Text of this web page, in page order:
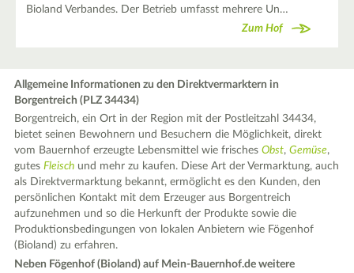
Bioland Verbandes. Der Betrieb umfasst mehrere Un…
Zum Hof
Allgemeine Informationen zu den Direktvermarktern in
Borgentreich (PLZ 34434)
Borgentreich, ein Ort in der Region mit der Postleitzahl 34434,
bietet seinen Bewohnern und Besuchern die Möglichkeit, direkt
vom Bauernhof erzeugte Lebensmittel wie frischesObst,Gemüse,
gutesFleisch und mehr zu kaufen. Diese Art der Vermarktung, auch
als Direktvermarktung bekannt, ermöglicht es den Kunden, den
persönlichen Kontakt mit dem Erzeuger aus Borgentreich
aufzunehmen und so die Herkunft der Produkte sowie die
Produktionsbedingungen von lokalen Anbietern wie Fögenhof
(Bioland) zu erfahren.
Neben Fögenhof (Bioland) auf Mein-Bauernhof.de weitere